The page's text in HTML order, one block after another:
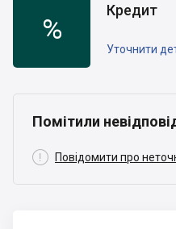
%
Кредит
Уточнити
Помітили
 Повідомити про